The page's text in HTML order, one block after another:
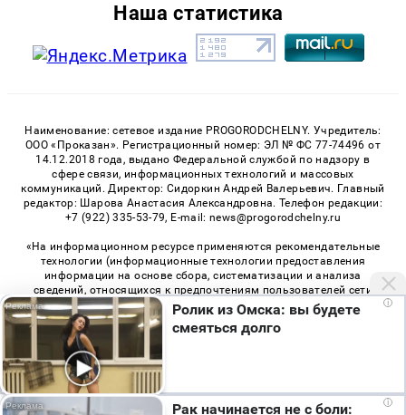
Наша статистика
Наименование: сетевое издание PROGORODCHELNY. Учредитель:
ООО «Проказан». Регистрационный номер: ЭЛ № ФС 77-74496 от
14.12.2018 года, выдано Федеральной службой по надзору в
сфере связи, информационных технологий и массовых
коммуникаций. Директор: Сидоркин Андрей Валерьевич. Главный
редактор: Шарова Анастасия Александровна. Телефон редакции:
+7 (922) 335-53-79, E-mail: news@progorodchelny.ru
«На информационном ресурсе применяются рекомендательные
технологии (информационные технологии предоставления
информации на основе сбора, систематизации и анализа
сведений, относящихся к предпочтениям пользователей сети
«Интернет», находящихся на территории Российской
Федерации)». Правила применения рекомендательных
технологий в виджетах рекламно-обменной сети
© 2026 «PROGorodChelny» | Все права защищены
Мы используем cookie. Во время посещения сайта
i
Ролик из Омска: вы будете
смеяться долго
i
Рак начинается не с боли: